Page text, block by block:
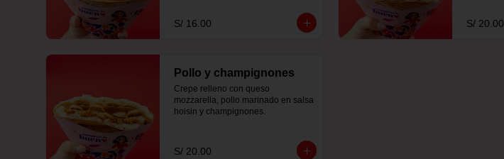
S/ 16.00 S/ 20.00
Pollo y champignones
Crepe relleno con queso
mozzarella, pollo marinado en salsa
hoisin y champignones.
S/ 20.00